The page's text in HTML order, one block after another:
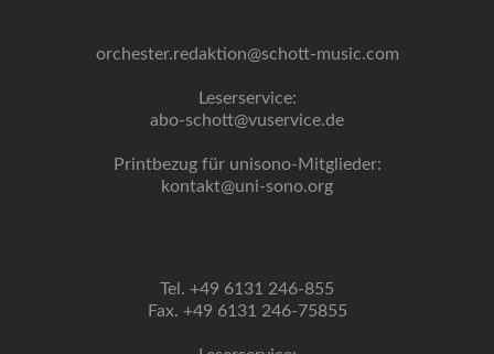
orchester.redaktion@schott-music.com
Leserservice:
abo-schott@vuservice.de
Printbezug für unisono-Mitglieder:
kontakt@uni-sono.org
Tel. +49 6131 246-855
Fax. +49 6131 246-75855